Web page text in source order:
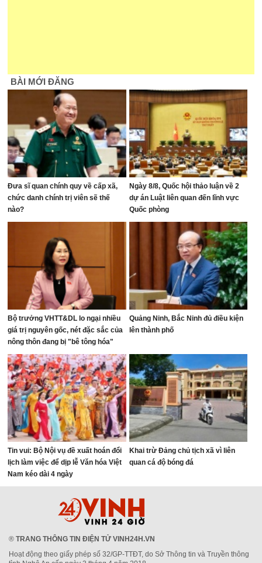
BÀI MỚI ĐĂNG
Đưa sĩ quan chính quy về cấp xã,
chức danh chính trị viên sẽ thế
nào?
Ngày 8/8, Quốc hội thảo luận về 2
dự án Luật liên quan đến lĩnh vực
Quốc phòng
Bộ trưởng VHTT&DL lo ngại nhiều
giá trị nguyên gốc, nét đặc sắc của
nông thôn đang bị "bê tông hóa"
Quảng Ninh, Bắc Ninh đủ điều kiện
lên thành phố
Tin vui: Bộ Nội vụ đề xuất hoán đổi
lịch làm việc để dịp lễ Văn hóa Việt
Nam kéo dài 4 ngày
Khai trừ Đảng chủ tịch xã vì liên
quan cá độ bóng đá
® TRANG THÔNG TIN ĐIỆN TỬ VINH24H.VN
Hoạt động theo giấy phép số 32/GP-TTĐT, do Sở Thông tin và Truyền thông